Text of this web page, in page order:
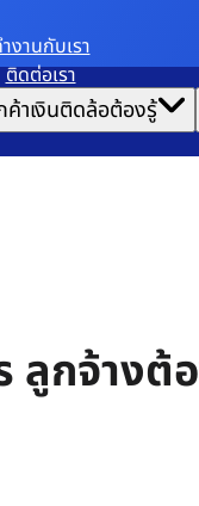
งานกับเรา
ติดต่อเรา
ค้าเงินติดล้อต้องรู้
ลูกจ้างต้